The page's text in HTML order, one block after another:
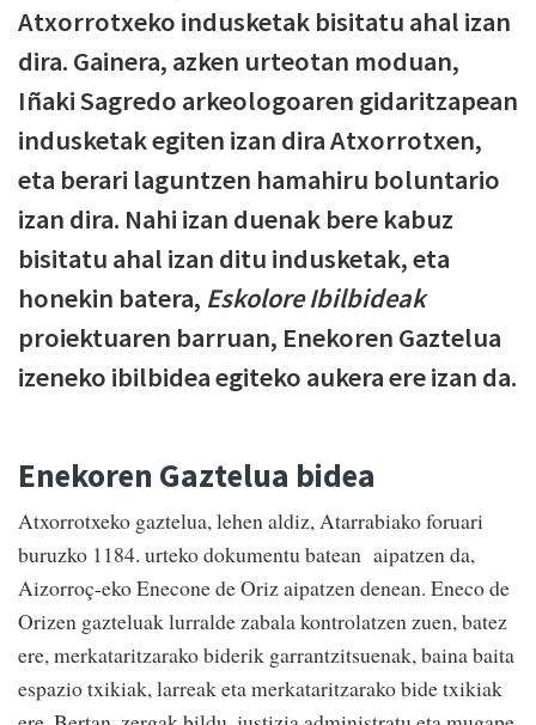
Atxorrotxeko indusketak bisitatu ahal izan
dira. Gainera, azken urteotan moduan,
Iñaki Sagredo arkeologoaren gidaritzapean
indusketak egiten izan dira Atxorrotxen,
eta berari laguntzen hamahiru boluntario
izan dira. Nahi izan duenak bere kabuz
bisitatu ahal izan ditu indusketak, eta
honekin batera, Eskolore Ibilbideak
proiektuaren barruan, Enekoren Gaztelua
izeneko ibilbidea egiteko aukera ere izan da.
Enekoren Gaztelua bidea
Atxorrotxeko gaztelua, lehen aldiz, Atarrabiako foruari
buruzko 1184. urteko dokumentu batean aipatzen da,
Aizorroç-eko Enecone de Oriz aipatzen denean. Eneco de
Orizen gazteluak lurralde zabala kontrolatzen zuen, batez
ere, merkataritzarako biderik garrantzitsuenak, baina baita
espazio txikiak, larreak eta merkataritzarako bide txikiak